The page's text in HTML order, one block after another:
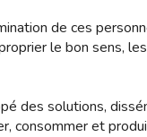
de ces
le bon sens,
des solutions,
consommer et